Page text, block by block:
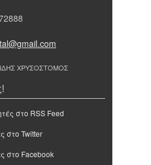
ΧΡΥΣΟΣΤΟΜΟΣ
στο RSS Feed
στο Twitter
στο Facebook